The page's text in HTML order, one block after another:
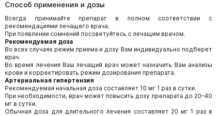
Способ применения и дозы
Всегда принимайте препарат в полном соответствии с
рекомендациями лечащего врача.
При появлении сомнений посоветуйтесь с лечащим врачом.
Рекомендуемая доза
Во всех случаях режим приема и дозу Вам индивидуально подберет
врач.
Во время лечения Ваш лечащий врач может назначить Вам анализы
крови и корректировать режим дозирования препарата.
Артериальная гипертензия
Рекомендуемая начальная доза составляет 10 мг 1 раз в сутки.
При необходимости, врач может повысить дозу препарата до 20–40
мг в сутки.
Обычная доза для длительного лечения составляет 20 мг 1 раз в